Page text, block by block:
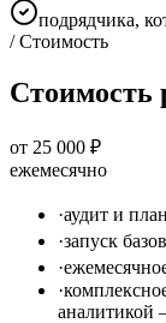
подрядчика,
/ Стоимость
Стоимость
от 25 000 ₽
ежемесячно
·аудит и
·запуск
·
·
аналитикой